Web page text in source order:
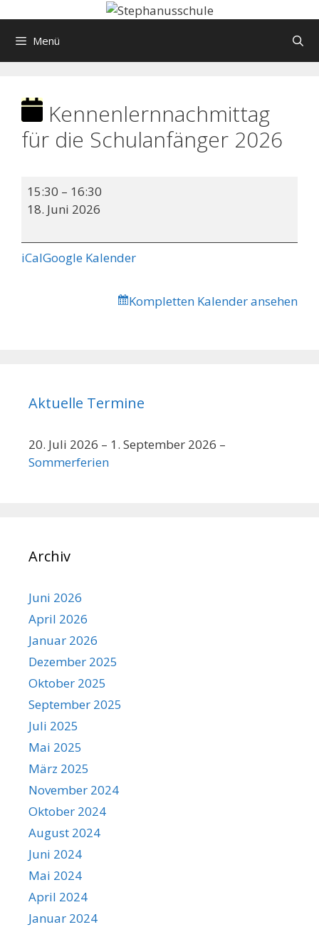
Inhalt Menü
Kennenlernnachmittag
für die Schulanfänger 2026
Kennenlernnachmittag
für
Schulanfänger
2026
15:30 – 16:30
18. Juni 2026
iCalGoogle Kalender
Kompletten Kalender ansehen
Aktuelle Termine
20. Juli 2026 – 1. September 2026 –
Sommerferien
Archiv
Juni 2026
April 2026
Januar 2026
Dezember 2025
Oktober 2025
September 2025
Juli 2025
Mai 2025
März 2025
November 2024
Oktober 2024
August 2024
Juni 2024
Mai 2024
April 2024
Januar 2024